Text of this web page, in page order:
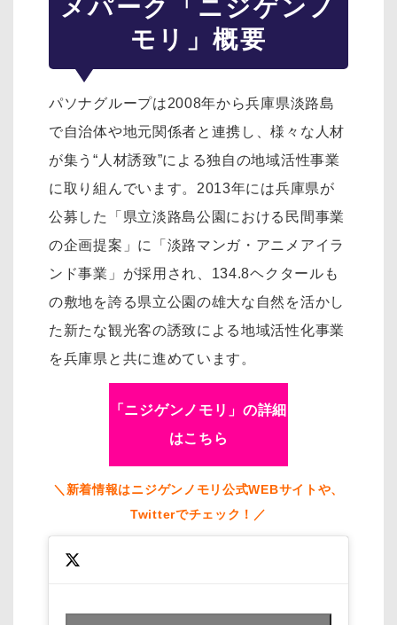
メパーク「ニジゲンノ
モリ」概要
パソナグループは2008年から兵庫県淡路島
で自治体や地元関係者と連携し、様々な人材
が集う“人材誘致”による独自の地域活性事業
に取り組んでいます。2013年には兵庫県が
公募した「県立淡路島公園における民間事業
の企画提案」に「淡路マンガ・アニメアイラ
ンド事業」が採用され、134.8ヘクタールも
の敷地を誇る県立公園の雄大な自然を活かし
た新たな観光客の誘致による地域活性化事業
を兵庫県と共に進めています。
「ニジゲンノモリ」の詳細
はこちら
＼新着情報はニジゲンノモリ公式WEBサイトや、
Twitterでチェック！／